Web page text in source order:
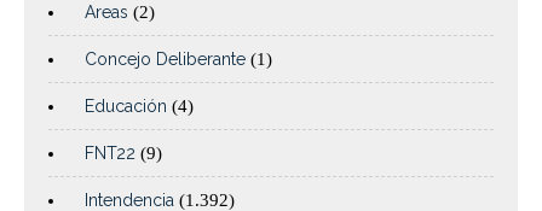
Areas (2)
Concejo Deliberante (1)
Educación (4)
FNT22 (9)
Intendencia (1.392)